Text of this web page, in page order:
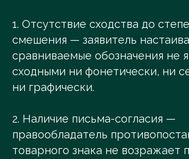
1. Отсутствие сходства до
смешения — заявитель
сравниваемые обозначения не
сходными ни фонетически, ни
ни графически.
2. Наличие письма-согласия —
правообладатель
товарного знака не возражает